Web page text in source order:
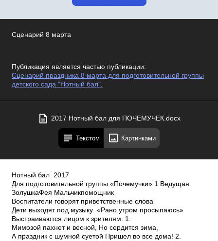
Сценарий 8 марта
Публикация является частью публикации:
Сценарий праздника 8 марта для подготовительной группы
детского сада "Нотный бал".
2017 Нотный бал для ПОЧЕМУЧЕК.docx
Текстом Картинками
Нотный бал ­ 2017
Для подготовительной группы «Почемучки» 1 Ведущая
Золушка­Фея Мальчик­помощник
Воспитатели говорят приветственные слова
Дети выходят под музыку «Рано утром просыпаюсь»
Выстраиваются лицом к зрителям. 1.
Мимозой пахнет и весной, Но сердится зима,
А праздник с шумной суетой Пришел во все дома! 2.